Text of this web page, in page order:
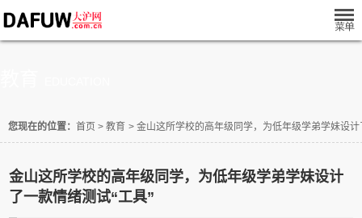
您现在的位置： 首页 > 教育 > 金山这所学校的高年级同学，为低年级学弟学妹设计
金山这所学校的高年级同学，为低年级学弟学妹设计
了一款情绪测试“工具”